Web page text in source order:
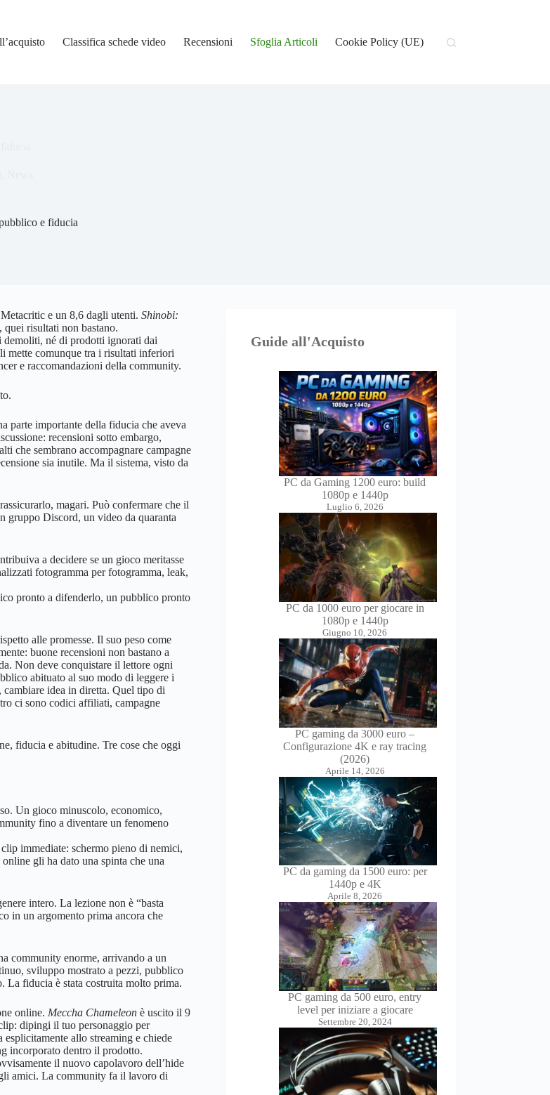
Classifica schede video Recensioni Sfoglia Articoli Cookie Policy (UE)
e fiducia
e un 8,6 dagli utenti. Shinobi:
risultati non bastano.
demoliti, né di prodotti ignorati dai
mette comunque tra i risultati inferiori
e raccomandazioni della community.
parte importante della fiducia che aveva
recensioni sotto embargo,
che sembrano accompagnare campagne
sia inutile. Ma il sistema, visto da
magari. Può confermare che il
gruppo Discord, un video da quaranta
a decidere se un gioco meritasse
fotogramma per fotogramma, leak,
pronto a difenderlo, un pubblico pronto
alle promesse. Il suo peso come
buone recensioni non bastano a
Non deve conquistare il lettore ogni
abituato al suo modo di leggere i
idea in diretta. Quel tipo di
ci sono codici affiliati, campagne
fiducia e abitudine. Tre cose che oggi
Un gioco minuscolo, economico,
fino a diventare un fenomeno
immediate: schermo pieno di nemici,
gli ha dato una spinta che una
intero. La lezione non è “basta
in un argomento prima ancora che
community enorme, arrivando a un
sviluppo mostrato a pezzi, pubblico
La fiducia è stata costruita molto prima.
online. Meccha Chameleon è uscito il 9
dipingi il tuo personaggio per
allo streaming e chiede
incorporato dentro il prodotto.
il nuovo capolavoro dell’hide
amici. La community fa il lavoro di
Guide all'Acquisto
PC da Gaming 1200 euro: build
1080p e 1440p
Luglio 6, 2026
PC da 1000 euro per giocare in
1080p e 1440p
Giugno 10, 2026
PC gaming da 3000 euro –
Configurazione 4K e ray tracing
(2026)
Aprile 14, 2026
PC da gaming da 1500 euro: per
1440p e 4K
Aprile 8, 2026
PC gaming da 500 euro, entry
level per iniziare a giocare
Settembre 20, 2024